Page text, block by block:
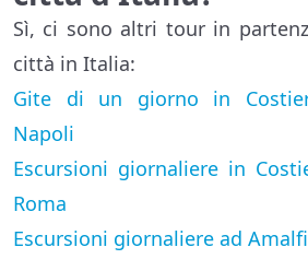
Sì, ci sono altri tour in
città in Italia:
Gite di un giorno in
Napoli
Escursioni giornaliere in
Roma
Escursioni giornaliere ad